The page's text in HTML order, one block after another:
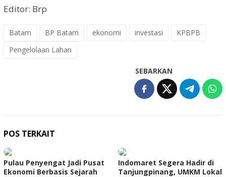
Editor: Brp
Batam BP Batam ekonomi investasi
KPBPB
Pengelolaan Lahan
SEBARKAN
POS TERKAIT
Pulau Penyengat Jadi Pusat
Ekonomi Berbasis Sejarah
Indomaret Segera Hadir di
Tanjungpinang, UMKM Lokal